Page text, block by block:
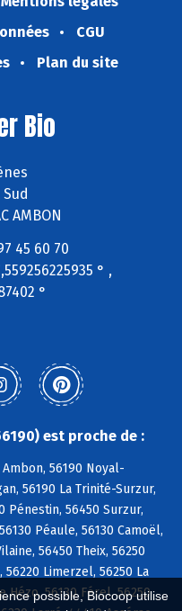
possible, Biocoop utilise
CGU
Plan du site
Bio
AMBON
45 60 70
° ,
°
est proche de :
56190 Noyal-
56190 La Trinité-Surzur,
Pénestin, 56450 Surzur,
Péaule, 56130 Camoël,
56450 Theix, 56250
56220 Limerzel, 56250 La
Hézo, 56130 Férel, 56250